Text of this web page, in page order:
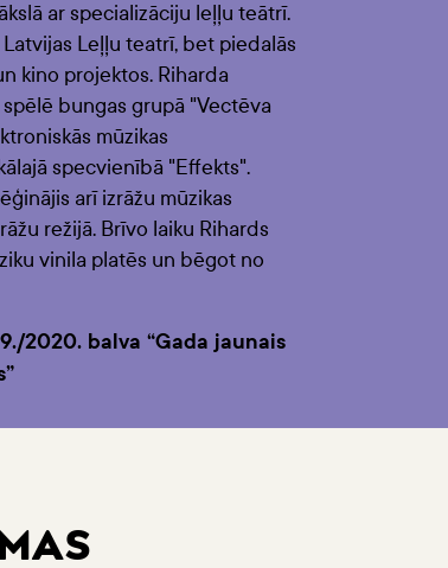
ar specializāciju leļļu teātrī.
Leļļu teatrī, bet piedalās
kino projektos. Riharda
spēlē bungas grupā "Vectēva
mūzikas
specvienībā "Effekts".
arī izrāžu mūzikas
režijā. Brīvo laiku Rihards
vinila platēs un bēgot no
2020. balva “Gada jaunais